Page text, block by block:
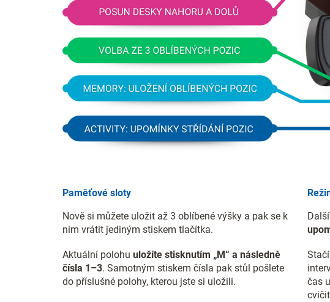
Paměťové sloty
Nově si můžete uložit až 3 oblíbené výšky a pak se k
nim vrátit jediným stiskem tlačítka.
Aktuální polohu uložíte stisknutím „M“ a následně
čísla 1–3. Samotným stiskem čísla pak stůl pošlete
do příslušné polohy, kterou jste si uložili.
čas